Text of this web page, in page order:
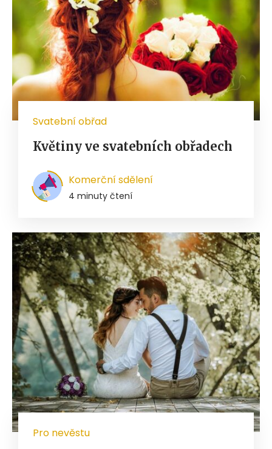
Svatební obřad
Květiny ve svatebních obřadech
Komerční sdělení
4 minuty čtení
Pro nevěstu